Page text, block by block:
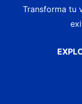
Transforma tu